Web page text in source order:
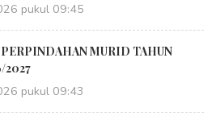
pukul 09:45
MURID TAHUN
2027
pukul 09:43